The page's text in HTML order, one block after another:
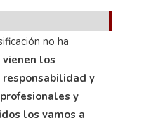
no ha
los
y
y
los vamos a